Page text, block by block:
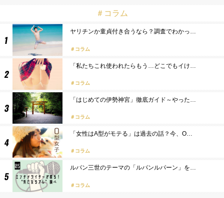
＃コラム
ヤリチンか童貞付き合うなら？調査でわかっ…
コラム
「私たちこれ使われたらもう…どこでもイけ…
コラム
「はじめての伊勢神宮」徹底ガイド～やった…
コラム
「女性はA型がモテる」は過去の話？今、O…
コラム
ルパン三世のテーマの「ルパンルパーン」を…
コラム